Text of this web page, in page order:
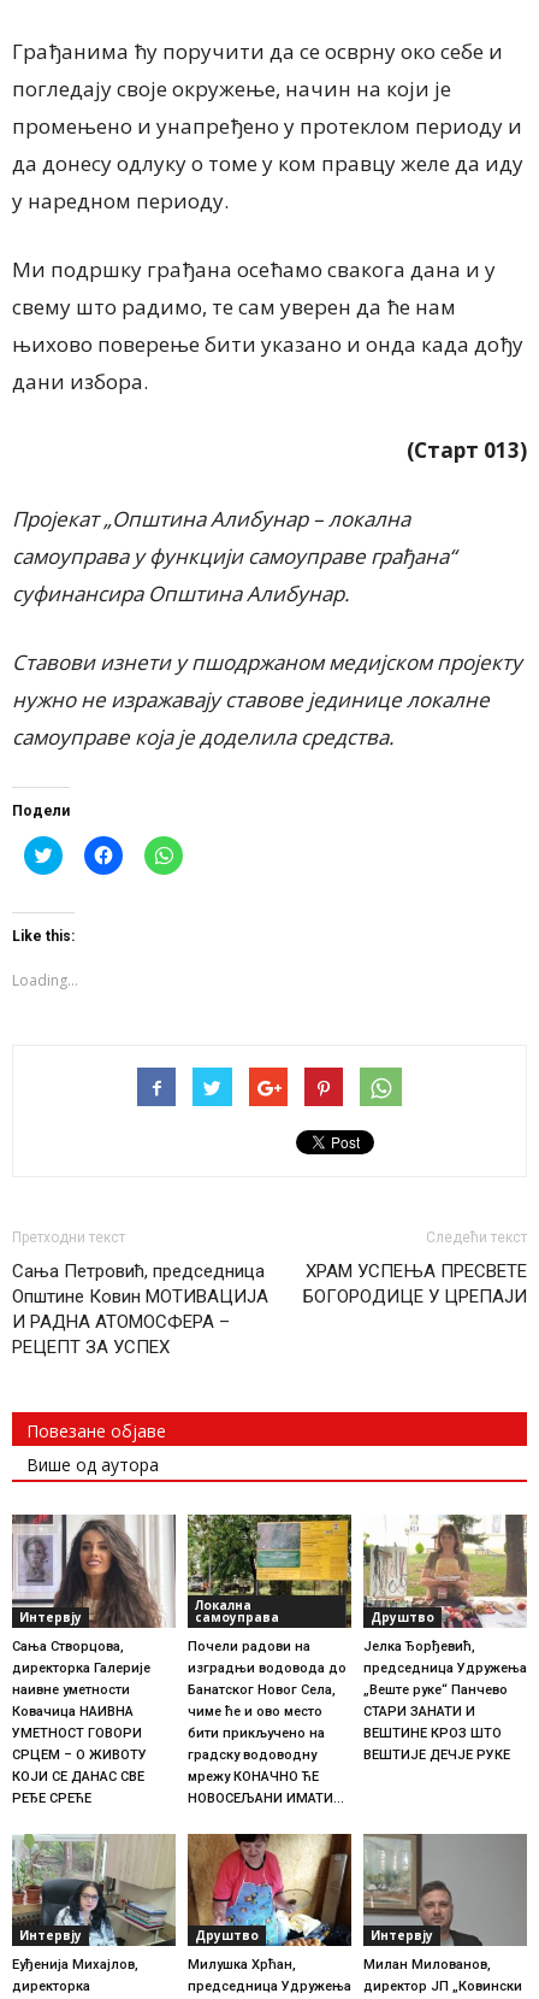
Грађанима ћу поручити да се осврну око себе и
погледају своје окружење, начин на који је
промењено и унапређено у протеклом периоду и
да донесу одлуку о томе у ком правцу желе да иду
у наредном периоду.
Ми подршку грађана осећамо свакога дана и у
свему што радимо, те сам уверен да ће нам
њихово поверење бити указано и онда када дођу
дани избора.
(Старт 013)
Пројекат „Општина Алибунар – локална
самоуправа у функцији самоуправе грађана“
суфинансира Општина Алибунар.
Ставови изнети у пшодржаном медијском пројекту
нужно не изражавају ставове јединице локалне
самоуправе која је доделила средства.
Подели
Click
to
Twitter
(Opens
in
window)
Click
to
Click
to
Like this:
Loading...
Претходни текст
Сања Петровић, председница
Општине Ковин МОТИВАЦИЈА
И РАДНА АТОМОСФЕРА –
РЕЦЕПТ ЗА УСПЕХ
Следећи текст
ХРАМ УСПЕЊА ПРЕСВЕТЕ
БОГОРОДИЦЕ У ЦРЕПАЈИ
Повезане објаве
Више од аутора
Интервју
Сања Створцова,
директорка Галерије
наивне уметности
Ковачица НАИВНА
УМЕТНОСТ ГОВОРИ
СРЦЕМ – О ЖИВОТУ
КОЈИ СЕ ДАНАС СВЕ
РЕЂЕ СРЕЋЕ
Локална
самоуправа
Почели радови на
изградњи водовода до
Банатског Новог Села,
чиме ће и ово место
бити прикључено на
градску водоводну
мрежу КОНАЧНО ЋЕ
НОВОСЕЉАНИ ИМАТИ...
Друштво
Јелка Ђорђевић,
председница Удружења
„Веште руке“ Панчево
СТАРИ ЗАНАТИ И
ВЕШТИНЕ КРОЗ ШТО
ВЕШТИЈЕ ДЕЧЈЕ РУКЕ
Интервју
Еуђенија Михајлов,
директорка
Друштво
Милушка Хрћан,
председница Удружења
Интервју
Милан Милованов,
директор ЈП „Ковински